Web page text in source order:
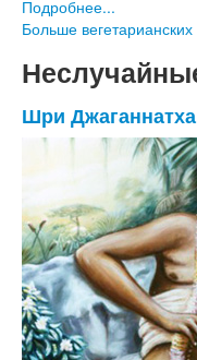
Подробнее...
Больше
Шри